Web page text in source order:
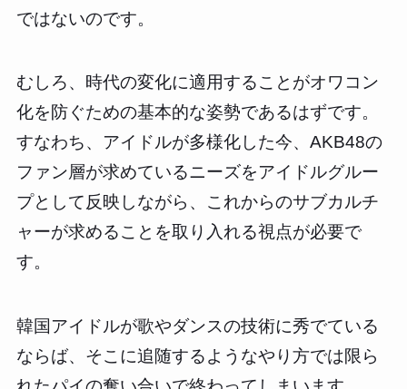
ではないのです。
むしろ、時代の変化に適用することがオワコン
化を防ぐための基本的な姿勢であるはずです。
すなわち、アイドルが多様化した今、AKB48の
ファン層が求めているニーズをアイドルグルー
プとして反映しながら、これからのサブカルチ
ャーが求めることを取り入れる視点が必要で
す。
韓国アイドルが歌やダンスの技術に秀でている
ならば、そこに追随するようなやり方では限ら